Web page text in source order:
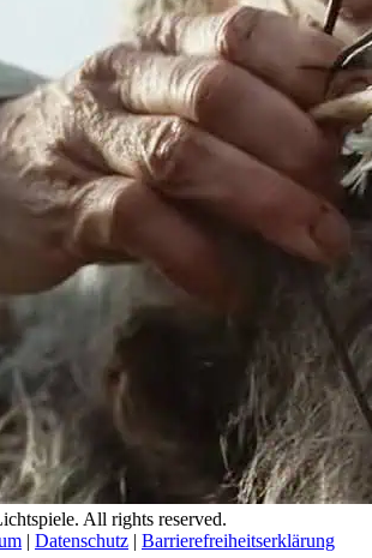
All rights reserved.
| Datenschutz | Barrierefreiheitserklärung